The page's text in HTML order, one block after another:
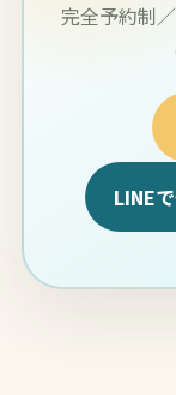
完全予約制
LINE